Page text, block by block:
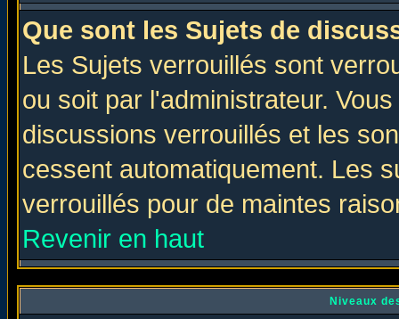
Que sont les Sujets de
Les Sujets verrouillés sont
ou soit par l'administrateur.
discussions verrouillés et les
cessent automatiquement. Les
verrouillés pour de maintes
Revenir en haut
Niveaux